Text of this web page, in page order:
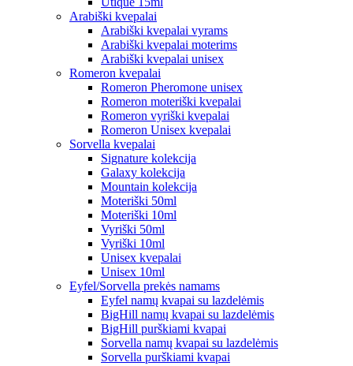
Arabiški kvepalai
Arabiški kvepalai vyrams
Arabiški kvepalai moterims
Arabiški kvepalai unisex
Romeron kvepalai
Romeron Pheromone unisex
Romeron moteriški kvepalai
Romeron vyriški kvepalai
Romeron Unisex kvepalai
Sorvella kvepalai
Signature kolekcija
Galaxy kolekcija
Mountain kolekcija
Moteriški 50ml
Moteriški 10ml
Vyriški 50ml
Vyriški 10ml
Unisex kvepalai
Unisex 10ml
Eyfel/Sorvella prekės namams
Eyfel namų kvapai su lazdelėmis
BigHill namų kvapai su lazdelėmis
BigHill purškiami kvapai
Sorvella namų kvapai su lazdelėmis
Sorvella purškiami kvapai